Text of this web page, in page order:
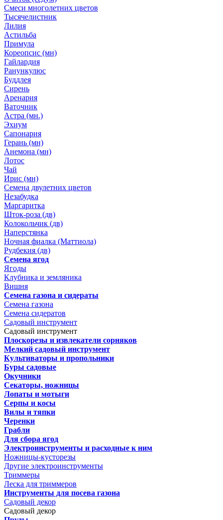
Смеси многолетних цветов
Тысячелистник
Лилия
Астильба
Примула
Кореопсис (мн)
Гайлардия
Ранункулюс
Буддлея
Сирень
Аренария
Ваточник
Астра (мн.)
Эхиум
Сапонария
Герань (мн)
Анемона (мн)
Лотос
Чай
Ирис (мн)
Семена двулетних цветов
Незабудка
Маргаритка
Шток-роза (дв)
Колокольчик (дв)
Наперстянка
Ночная фиалка (Маттиола)
Рудбекия (дв)
Семена ягод
Ягоды
Клубника и земляника
Вишня
Семена газона и сидераты
Семена газона
Семена сидератов
Садовый инструмент
Садовый инструмент
Плоскорезы и извлекатели сорняков
Мелкий садовый инструмент
Культиваторы и пропольники
Буры садовые
Окучники
Секаторы, ножницы
Лопаты и мотыги
Серпы и косы
Вилы и тяпки
Черенки
Грабли
Для сбора ягод
Электроинструменты и расходные к ним
Ножницы-кусторезы
Другие электроинструменты
Триммеры
Леска для триммеров
Инструменты для посева газона
Садовый декор
Садовый декор